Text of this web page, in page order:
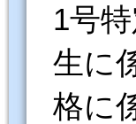
1号
生に
格に